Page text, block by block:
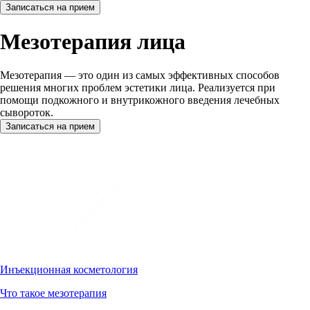
Записаться на прием
Мезотерапия лица
Мезотерапия — это один из самых эффективных способов
решения многих проблем эстетики лица. Реализуется при
помощи подкожного и внутрикожного введения лечебных
сывороток.
Записаться на прием
Инъекционная косметология
Что такое мезотерапия